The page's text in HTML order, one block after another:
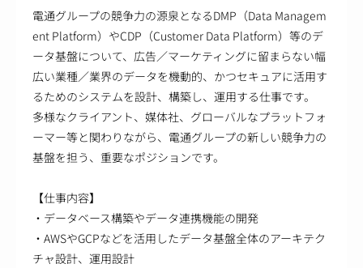
電通グループの競争力の源泉となるDMP（Data Managem
ent Platform）やCDP（Customer Data Platform）等のデ
ータ基盤について、広告／マーケティングに留まらない幅
広い業種／業界のデータを機動的、かつセキュアに活用す
るためのシステムを設計、構築し、運用する仕事です。
多様なクライアント、媒体社、グローバルなプラットフォ
ーマー等と関わりながら、電通グループの新しい競争力の
基盤を担う、重要なポジションです。
【仕事内容】
・データベース構築やデータ連携機能の開発
・AWSやGCPなどを活用したデータ基盤全体のアーキテク
チャ設計、運用設計